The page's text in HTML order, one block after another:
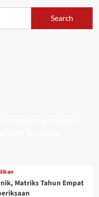
Matriks Tahun Empat